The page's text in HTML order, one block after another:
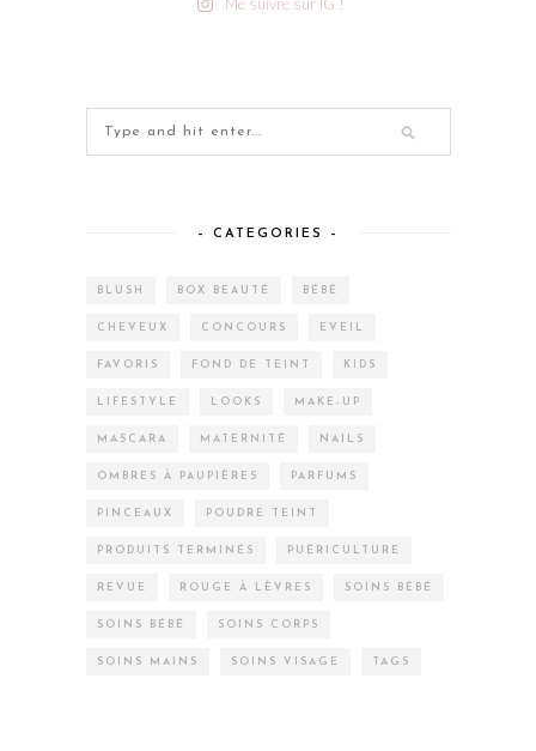
– CATEGORIES –
BLUSH BOX BEAUTÉ BÉBÉ
CHEVEUX CONCOURS EVEIL
FAVORIS FOND DE TEINT KIDS
LIFESTYLE LOOKS MAKE-UP
MASCARA MATERNITÉ NAILS
OMBRES À PAUPIÈRES PARFUMS
PINCEAUX POUDRE TEINT
PRODUITS TERMINÉS PUÉRICULTURE
REVUE ROUGE À LÈVRES SOINS BÉBÉ
SOINS BÉBÉ SOINS CORPS
SOINS MAINS SOINS VISAGE TAGS